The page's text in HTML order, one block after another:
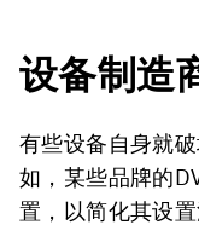
设备制造
有些设备自身就
如，某些品牌的
置，以简化其设